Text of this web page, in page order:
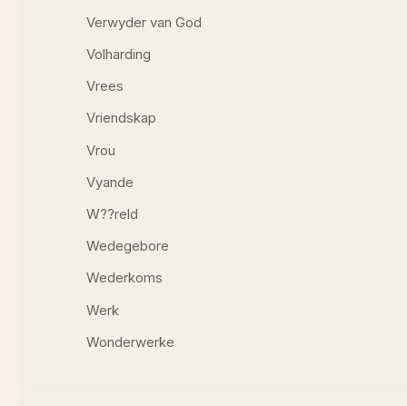
Verwyder van God
Volharding
Vrees
Vriendskap
Vrou
Vyande
W??reld
Wedegebore
Wederkoms
Werk
Wonderwerke